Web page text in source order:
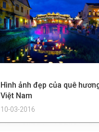
Hình ảnh đẹp của quê
Việt Nam
10-03-2016